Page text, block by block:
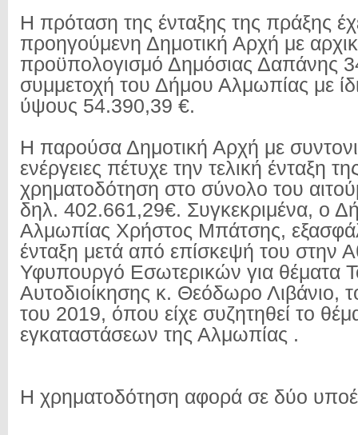
Η πρόταση της ένταξης της πράξης
προηγούμενη Δημοτική Αρχή με
προϋπολογισμό Δημόσιας Δαπάνης
συμμετοχή του Δήμου Αλμωπίας με
ύψους 54.390,39 €.
Η παρούσα Δημοτική Αρχή με
ενέργειες πέτυχε την τελική ένταξη
χρηματοδότηση στο σύνολο του
δηλ. 402.661,29€. Συγκεκριμένα, ο
Αλμωπίας Χρήστος Μπάτσης,
ένταξη μετά από επίσκεψή του στην
Υφυπουργό Εσωτερικών για θέματα
Αυτοδιοίκησης κ. Θεόδωρο Λιβάνιο,
του 2019, όπου είχε συζητηθεί το
εγκαταστάσεων της Αλμωπίας .
Η χρηματοδότηση αφορά σε δύο